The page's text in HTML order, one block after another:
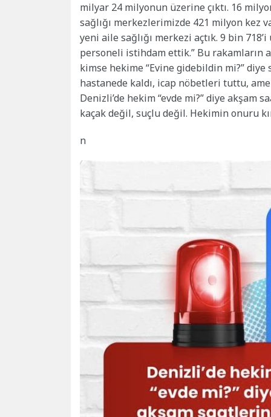
milyar 24 milyonun üzerine çıktı. 16
sağlığı merkezlerimizde 421 milyon kez
yeni aile sağlığı merkezi açtık. 9 bin
personeli istihdam ettik.” Bu rakamların
kimse hekime “Evine gidebildin mi?”
hastanede kaldı, icap nöbetleri tuttu,
Denizli’de hekim “evde mi?” diye
kaçak değil, suçlu değil. Hekimin onuru
n